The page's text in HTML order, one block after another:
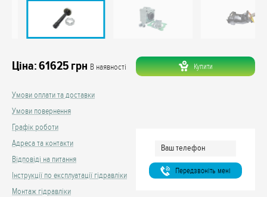
Ціна:61625 грн В наявності Купити
Умови оплати та доставки
Умови повернення
Графік роботи
Адреса та контакти
Відповіді на питання
Інструкції по експлуатації гідравліки
Монтаж гідравліки
Передзвонiть менi